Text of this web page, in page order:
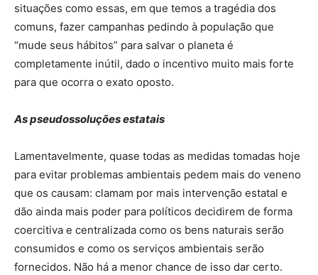
situações como essas, em que temos a tragédia dos
comuns, fazer campanhas pedindo à população que
“mude seus hábitos” para salvar o planeta é
completamente inútil, dado o incentivo muito mais forte
para que ocorra o exato oposto.
As pseudossoluções estatais
Lamentavelmente, quase todas as medidas tomadas hoje
para evitar problemas ambientais pedem mais do veneno
que os causam: clamam por mais intervenção estatal e
dão ainda mais poder para políticos decidirem de forma
coercitiva e centralizada como os bens naturais serão
consumidos e como os serviços ambientais serão
fornecidos. Não há a menor chance de isso dar certo.